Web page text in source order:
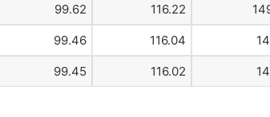
116.22
99.62
116.04
99.46
116.02
99.45